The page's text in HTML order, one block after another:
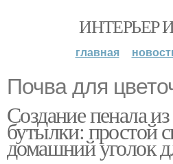
ИНТЕРЬЕР
главная
Почва для
Создание пенала
бутылки: простой
домашний уголок